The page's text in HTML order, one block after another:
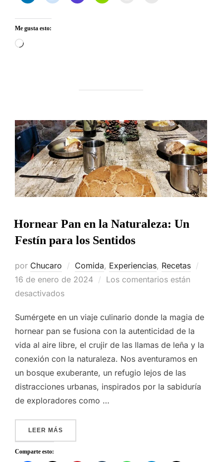
Me gusta esto:
Cargando...
Hornear Pan en la Naturaleza: Un
Festín para los Sentidos
por Chucaro Comida, Experiencias, Recetas
16 de enero de 2024
Los comentarios están
desactivados
Sumérgete en un viaje culinario donde la magia de
hornear pan se fusiona con la autenticidad de la
vida al aire libre, el crujir de las llamas de leña y la
conexión con la naturaleza. Nos aventuramos en
un bosque exuberante, un refugio lejos de las
distracciones urbanas, inspirados por la sabiduría
de exploradores como …
LEER MÁS
Comparte esto: